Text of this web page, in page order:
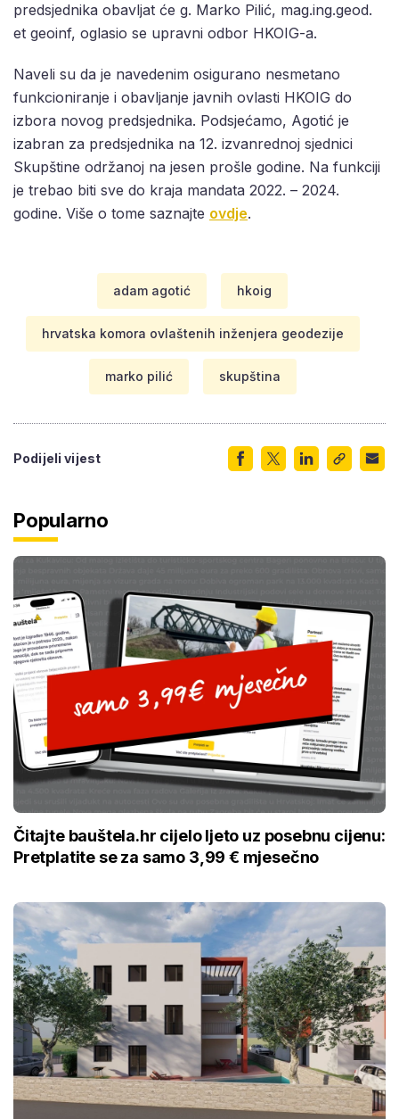
predsjednika obavljat će g. Marko Pilić, mag.ing.geod.
et geoinf, oglasio se upravni odbor HKOIG-a.
Naveli su da je navedenim osigurano nesmetano
funkcioniranje i obavljanje javnih ovlasti HKOIG do
izbora novog predsjednika. Podsjećamo, Agotić je
izabran za predsjednika na 12. izvanrednoj sjednici
Skupštine održanoj na jesen prošle godine. Na funkciji
je trebao biti sve do kraja mandata 2022. – 2024.
godine. Više o tome saznajte ovdje.
adam agotić hkoig
hrvatska komora ovlaštenih inženjera geodezije
marko pilić skupština
Podijeli vijest
Popularno
Čitajte bauštela.hr cijelo ljeto uz posebnu cijenu:
Pretplatite se za samo 3,99 € mjesečno